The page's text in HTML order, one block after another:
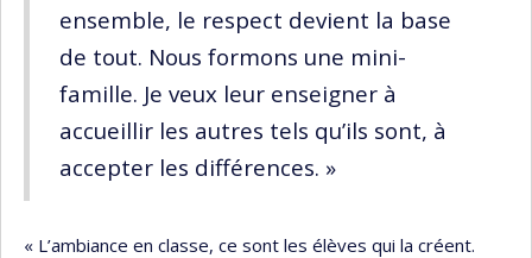
ensemble, le respect devient la base
de tout. Nous formons une mini-
famille. Je veux leur enseigner à
accueillir les autres tels qu’ils sont, à
accepter les différences. »
« L’ambiance en classe, ce sont les élèves qui la créent.